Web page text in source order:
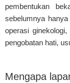
pembentukan
sebelumnya
operasi
pengobatan hati,
Mengapa